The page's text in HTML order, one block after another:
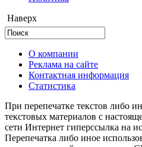
Наверх
О компании
Реклама на сайте
Контактная информация
Статистика
При перепечатке текстов либо
текстовых материалов с
сети Интернет гиперссылка на
Перепечатка либо иное